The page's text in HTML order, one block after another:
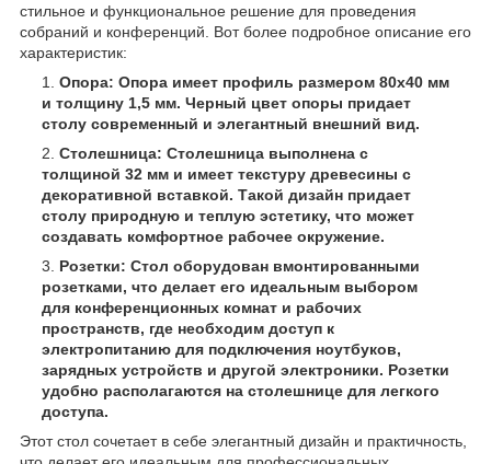
стильное и функциональное решение для проведения
собраний и конференций. Вот более подробное описание его
характеристик:
Опора: Опора имеет профиль размером 80x40 мм
и толщину 1,5 мм. Черный цвет опоры придает
столу современный и элегантный внешний вид.
Столешница: Столешница выполнена с
толщиной 32 мм и имеет текстуру древесины с
декоративной вставкой. Такой дизайн придает
столу природную и теплую эстетику, что может
создавать комфортное рабочее окружение.
Розетки: Стол оборудован вмонтированными
розетками, что делает его идеальным выбором
для конференционных комнат и рабочих
пространств, где необходим доступ к
электропитанию для подключения ноутбуков,
зарядных устройств и другой электроники. Розетки
удобно располагаются на столешнице для легкого
доступа.
Этот стол сочетает в себе элегантный дизайн и практичность,